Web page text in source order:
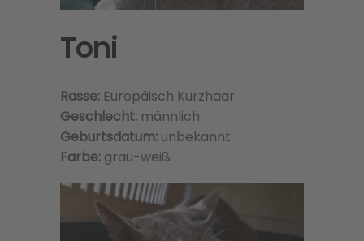
Toni
Rasse: Europäisch Kurzhaar
Geschlecht: männlich
Geburtsdatum: unbekannt
Farbe: grau-weiß